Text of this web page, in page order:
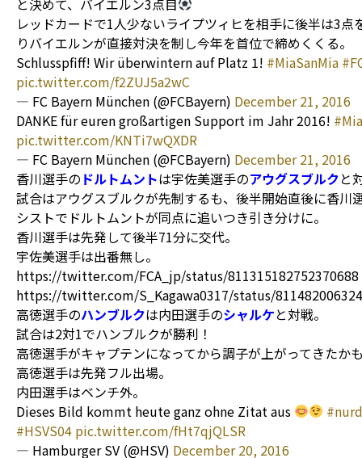
レッドカードで1人少ないライプツィヒを相手に後半は3点
りバイエルンが直接対決を制し今年を首位で締めくくる。
Schlusspfiff! Wir überwintern auf Platz 1! #MiaSanMia
pic.twitter.com/f2ZUJ5a2wC
— FC Bayern München (@FCBayern) December 21, 2016
DANKE für euren großartigen Support im Jahr 2016!
pic.twitter.com/KNTi7wQXDR
— FC Bayern München (@FCBayern) December 21, 2016
香川選手の ドルトムントは宇佐美選手のアウグスブルクと
試合はアウグスブルクが先制するも、後半開始直後に香川
シストでドルトムントが同点に追いつき引き分けに。
香川選手は先発して後半71分に交代。
宇佐美選手は出番無し。
https://twitter.com/FCA_jp/status/811315182752370688
https://twitter.com/S_Kagawa0317/status/
高徳選手のハンブルクは内田選手のシャルケと対戦。
試合は2対1でハンブルクが勝利！
高徳選手がキャプテンになってから調子が上がってきたか
高徳選手は先発フル出場。
内田選手はベンチ外。
Dieses Bild kommt heute ganz ohne Zitat aus
#HSVS04 pic.twitter.com/fHt7qjQLSR
— Hamburger SV (@HSV) December 20, 2016